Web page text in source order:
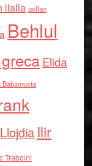
llalla asllan
Behlul
Elida
Babamusta
Ilir
Traboini